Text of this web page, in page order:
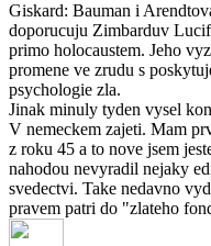
Giskard: Bauman i
doporucuju Zimbarduv
primo holocaustem. Jeho
promene ve zrudu s
psychologie zla.
Jinak minuly tyden vysel
V nemeckem zajeti. Mam
z roku 45 a to nove jsem
nahodou nevyradil nejaky
svedectvi. Take nedavno
pravem patri do "zlateho